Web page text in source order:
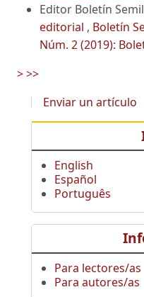
Editor Boletín
editorial , Boletín
Núm. 2 (2019):
>>>
Enviar un artículo
English
Español
Português
Para lectores/as
Para autores/as